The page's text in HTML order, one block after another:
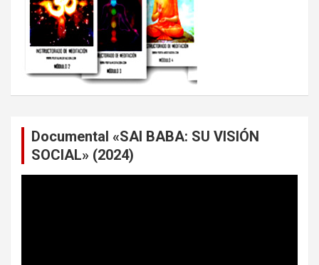
Documental «SAI BABA: SU VISIÓN
SOCIAL» (2024)